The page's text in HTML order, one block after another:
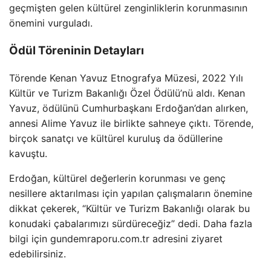
geçmişten gelen kültürel zenginliklerin korunmasının
önemini vurguladı.
Ödül Töreninin Detayları
Törende Kenan Yavuz Etnografya Müzesi, 2022 Yılı
Kültür ve Turizm Bakanlığı Özel Ödülü’nü aldı. Kenan
Yavuz, ödülünü Cumhurbaşkanı Erdoğan’dan alırken,
annesi Alime Yavuz ile birlikte sahneye çıktı. Törende,
birçok sanatçı ve kültürel kuruluş da ödüllerine
kavuştu.
Erdoğan, kültürel değerlerin korunması ve genç
nesillere aktarılması için yapılan çalışmaların önemine
dikkat çekerek, “Kültür ve Turizm Bakanlığı olarak bu
konudaki çabalarımızı sürdüreceğiz” dedi. Daha fazla
bilgi için gundemraporu.com.tr adresini ziyaret
edebilirsiniz.